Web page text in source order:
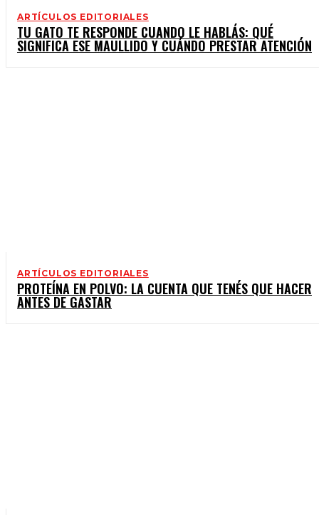
ARTÍCULOS EDITORIALES
TU GATO TE RESPONDE CUANDO LE HABLÁS: QUÉ
SIGNIFICA ESE MAULLIDO Y CUÁNDO PRESTAR ATENCIÓN
ARTÍCULOS EDITORIALES
PROTEÍNA EN POLVO: LA CUENTA QUE TENÉS QUE HACER
ANTES DE GASTAR